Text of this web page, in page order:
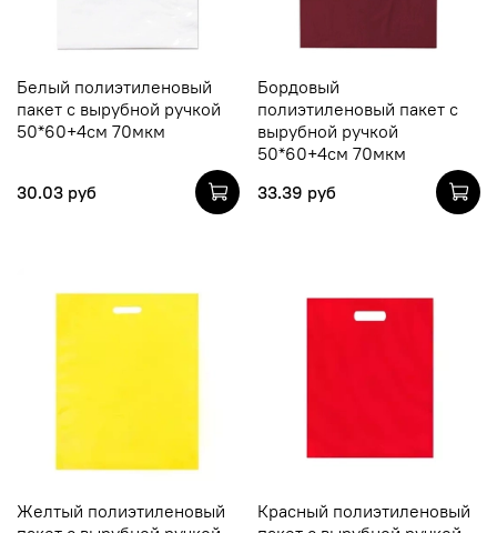
Белый полиэтиленовый
пакет с вырубной ручкой
50*60+4см 70мкм
30.03 руб
Бордовый
полиэтиленовый пакет с
вырубной ручкой
50*60+4см 70мкм
33.39 руб
Желтый полиэтиленовый
Красный полиэтиленовый